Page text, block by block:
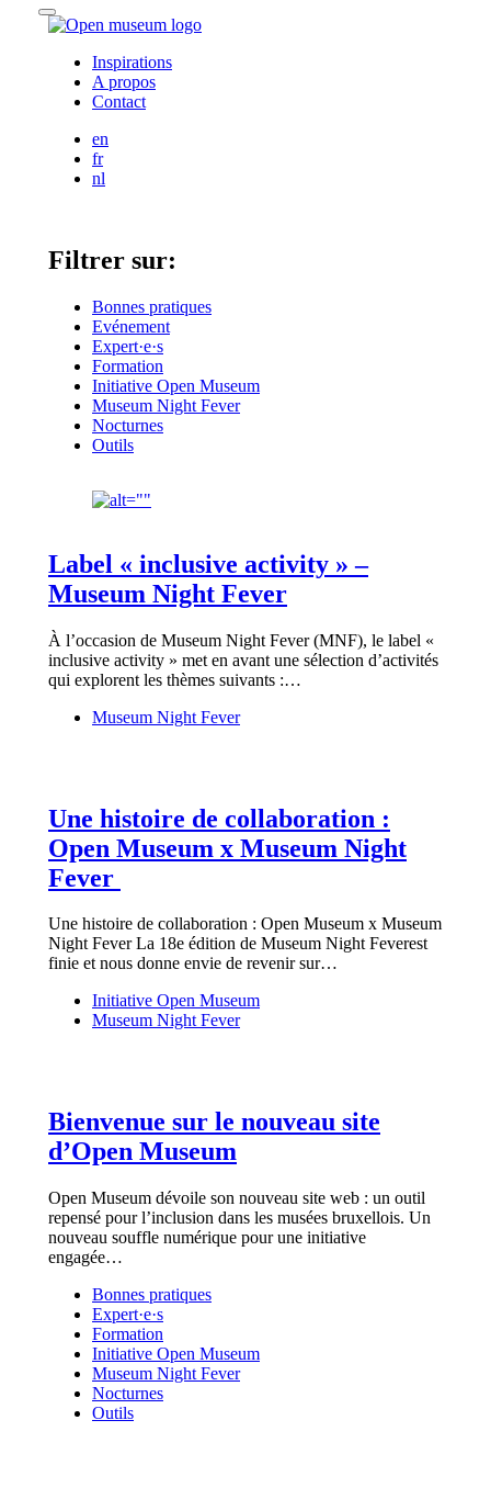
Skip Menu
Inspirations
A propos
Contact
en
frFrançais
nl
Filtrer sur:
Bonnes pratiques
Evénement
Expert·e·s
Formation
Initiative Open Museum
Museum Night Fever
Nocturnes
Outils
Label « inclusive activity » –
Museum Night Fever
À l’occasion de Museum Night Fever (MNF), le label «
inclusive activity » met en avant une sélection d’activités
qui explorent les thèmes suivants :…
Museum Night Fever
Une histoire de collaboration :
Open Museum x Museum Night
Fever
Une histoire de collaboration : Open Museum x Museum
Night Fever La 18e édition de Museum Night Feverest
finie et nous donne envie de revenir sur…
Initiative Open Museum
Museum Night Fever
Bienvenue sur le nouveau site
d’Open Museum
Open Museum dévoile son nouveau site web : un outil
repensé pour l’inclusion dans les musées bruxellois. Un
nouveau souffle numérique pour une initiative
engagée…
Bonnes pratiques
Expert·e·s
Formation
Initiative Open Museum
Museum Night Fever
Nocturnes
Outils